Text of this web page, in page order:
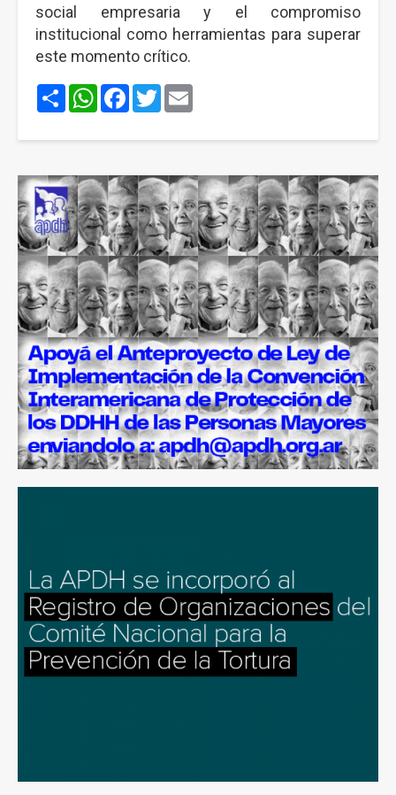
social empresaria y el compromiso
institucional como herramientas para superar
este momento crítico.
ShareWhatsApp
Facebook
Twitter